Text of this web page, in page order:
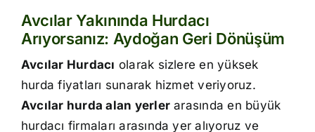
Avcılar Yakınında Hurdacı
Arıyorsanız: Aydoğan Geri Dönüşüm
Avcılar Hurdacı olarak sizlere en yüksek
hurda fiyatları sunarak hizmet veriyoruz.
Avcılar hurda alan yerlerarasında en büyük
hurdacı firmaları arasında yer alıyoruz ve